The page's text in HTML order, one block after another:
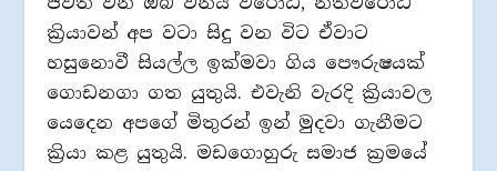
ක්‍රියාවන් අප වටා සිදු වන විට ඒවාට
හසුනොවී සියල්ල ඉක්මවා ගිය පෞරුෂයක්
ගොඩනගා ගත යුතුයි. එවැනි වැරදි ක්‍රියාවල
යෙදෙන අපගේ මිතුරන් ඉන් මුදවා ගැනීමට
ක්‍රියා කළ යුතුයි. මඩගොහුරු සමාජ ක්‍රමයේ